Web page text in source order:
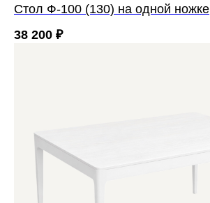
Стол Ф-100 (130) на одной ножке
38 200 ₽